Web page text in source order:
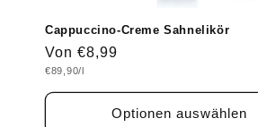
Cappuccino-Creme Sahnelikör
Normaler
Preis
Von €8,99
Grundpreis
€89,90/l
Optionen auswählen